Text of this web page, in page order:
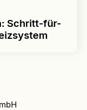
Schritt-für-